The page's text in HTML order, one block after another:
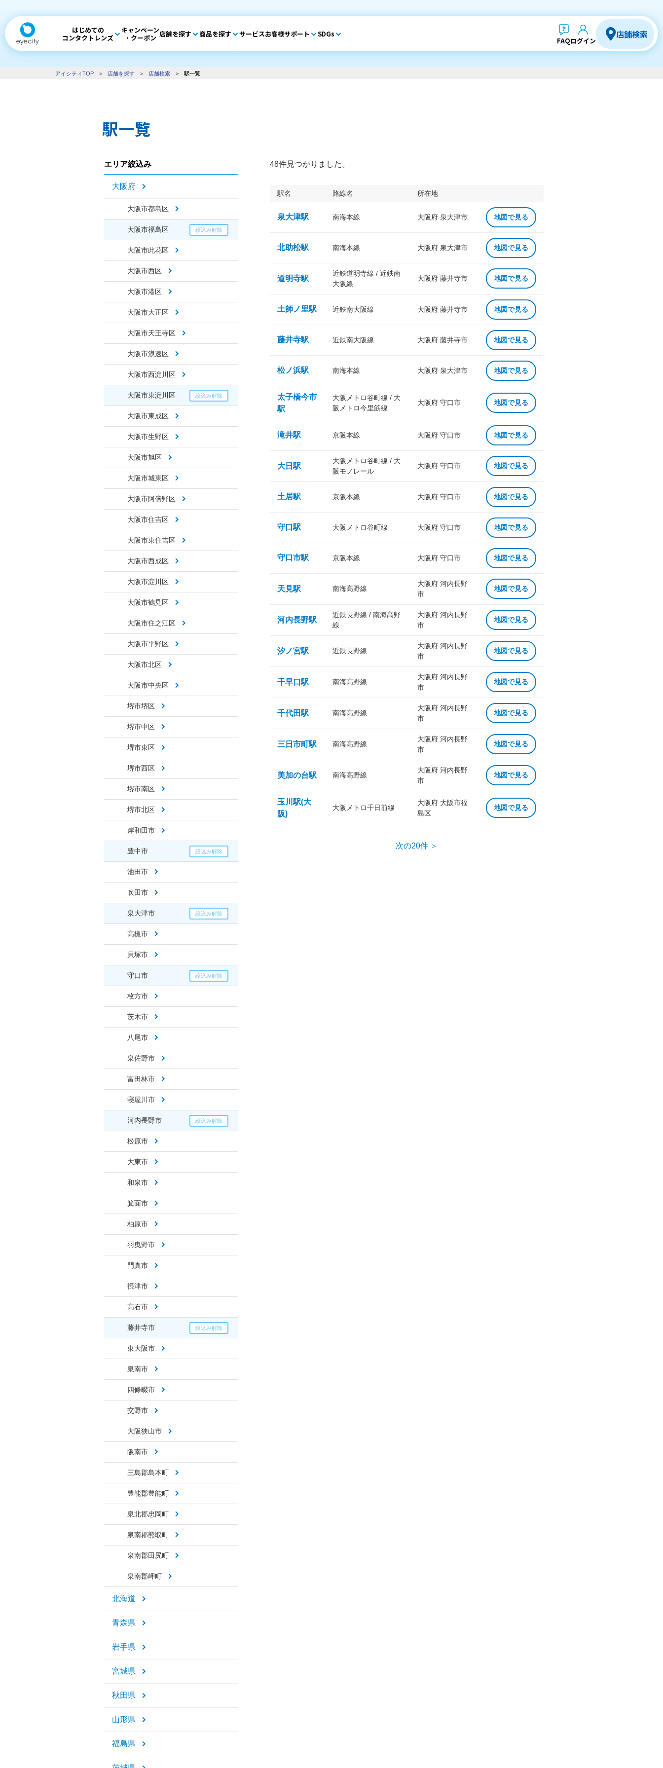
はじめての
コンタクトレンズ
キャンペーン
・クーポン 店舗を探す 商品を探す サービスお客様サポート SDGs
FAQログイン
店舗検索
アイシティTOP > 店舗を探す > 店舗検索 > 駅一覧
駅一覧
エリア絞込み
大阪府
大阪市都島区
大阪市福島区
大阪市此花区
大阪市西区
大阪市港区
大阪市大正区
大阪市天王寺区
大阪市浪速区
大阪市西淀川区
大阪市東淀川区
大阪市東成区
大阪市生野区
大阪市旭区
大阪市城東区
大阪市阿倍野区
大阪市住吉区
大阪市東住吉区
大阪市西成区
大阪市淀川区
大阪市鶴見区
大阪市住之江区
大阪市平野区
大阪市北区
大阪市中央区
堺市堺区
堺市中区
堺市東区
堺市西区
堺市南区
堺市北区
岸和田市
豊中市
池田市
吹田市
泉大津市
高槻市
貝塚市
守口市
枚方市
茨木市
八尾市
泉佐野市
富田林市
寝屋川市
河内長野市
松原市
大東市
和泉市
箕面市
柏原市
羽曳野市
門真市
摂津市
高石市
藤井寺市
東大阪市
泉南市
四條畷市
交野市
大阪狭山市
阪南市
三島郡島本町
豊能郡豊能町
泉北郡忠岡町
泉南郡熊取町
泉南郡田尻町
泉南郡岬町
北海道
青森県
岩手県
宮城県
秋田県
山形県
福島県
48件見つかりました。
駅名 路線名 所在地
泉大津駅 南海本線 大阪府 泉大津市 地図で見る
北助松駅 南海本線 大阪府 泉大津市 地図で見る
道明寺駅
近鉄道明寺線 / 近鉄南
大阪線
大阪府 藤井寺市 地図で見る
土師ノ里駅 近鉄南大阪線 大阪府 藤井寺市 地図で見る
藤井寺駅 近鉄南大阪線 大阪府 藤井寺市 地図で見る
松ノ浜駅 南海本線 大阪府 泉大津市 地図で見る
太子橋今市
駅
大阪メトロ谷町線 / 大
阪メトロ今里筋線
大阪府 守口市 地図で見る
滝井駅 京阪本線 大阪府 守口市 地図で見る
大日駅
大阪メトロ谷町線 / 大
阪モノレール
大阪府 守口市 地図で見る
土居駅 京阪本線 大阪府 守口市 地図で見る
守口駅 大阪メトロ谷町線 大阪府 守口市 地図で見る
守口市駅 京阪本線 大阪府 守口市 地図で見る
天見駅 南海高野線
大阪府 河内長野
市
地図で見る
河内長野駅
近鉄長野線 / 南海高野
線
大阪府 河内長野
市
地図で見る
汐ノ宮駅 近鉄長野線
大阪府 河内長野
市
地図で見る
千早口駅 南海高野線
大阪府 河内長野
市
地図で見る
千代田駅 南海高野線
大阪府 河内長野
市
地図で見る
三日市町駅 南海高野線
大阪府 河内長野
市
地図で見る
美加の台駅 南海高野線
大阪府 河内長野
市
地図で見る
玉川駅(大
阪)
大阪メトロ千日前線
大阪府 大阪市福
島区
地図で見る
次の20件 ＞